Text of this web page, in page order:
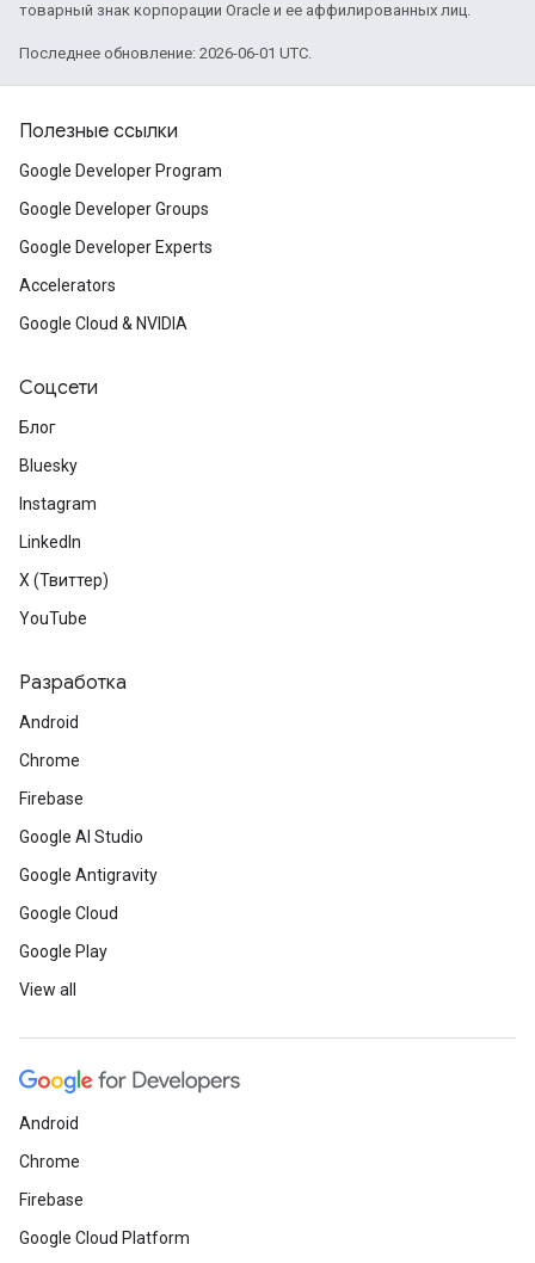
товарный знак корпорации Oracle и ее аффилированных лиц.
Последнее обновление: 2026-06-01 UTC.
Полезные ссылки
Google Developer Program
Google Developer Groups
Google Developer Experts
Accelerators
Google Cloud & NVIDIA
Соцсети
Блог
Bluesky
Instagram
LinkedIn
X (Твиттер)
YouTube
Разработка
Android
Chrome
Firebase
Google AI Studio
Google Antigravity
Google Cloud
Google Play
View all
Android
Chrome
Firebase
Google Cloud Platform